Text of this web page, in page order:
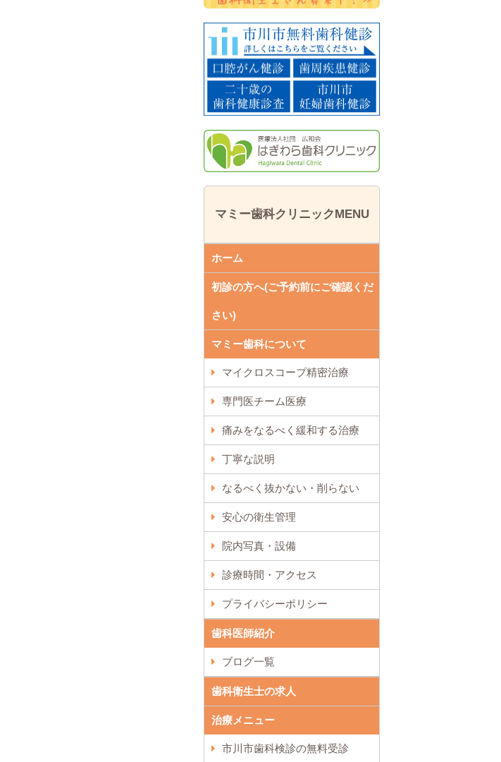
マミー歯科クリニックMENU
ホーム
初診の方へ(ご予約前にご確認くだ
さい)
マミー歯科について
マイクロスコープ精密治療
専門医チーム医療
痛みをなるべく緩和する治療
丁寧な説明
なるべく抜かない・削らない
安心の衛生管理
院内写真・設備
診療時間・アクセス
プライバシーポリシー
歯科医師紹介
ブログ一覧
歯科衛生士の求人
治療メニュー
市川市歯科検診の無料受診